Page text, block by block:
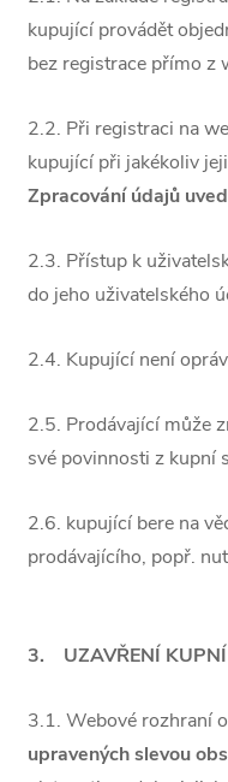
kupující provádět
bez registrace přímo z
2.2. Při registraci na
kupující při jakékoliv
Zpracování údajů
2.3. Přístup k
do jeho uživatelského
2.4. Kupující není
2.5. Prodávající může
své povinnosti z kupní
2.6. kupující bere na
prodávajícího, popř.
3. UZAVŘENÍ KUPNÍ
3.1. Webové rozhraní
upravených slevou